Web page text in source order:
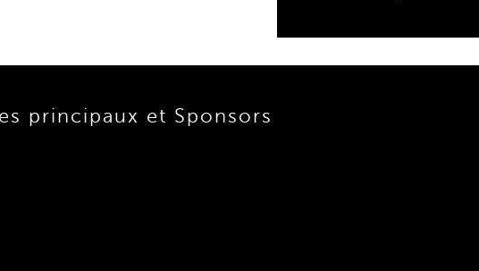
principaux et Sponsors